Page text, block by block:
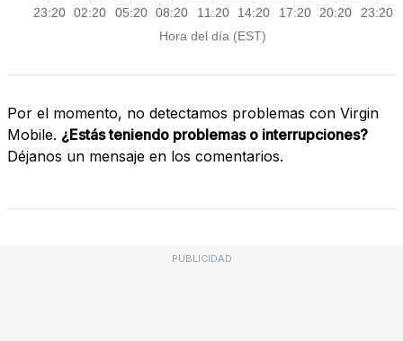
Por el momento, no detectamos problemas con Virgin
Mobile. ¿Estás teniendo problemas o interrupciones?
Déjanos un mensaje en los comentarios.
PUBLICIDAD